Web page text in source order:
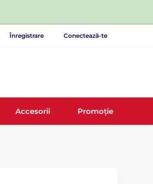
Înregistrare Conectează-te
Accesorii Promoție